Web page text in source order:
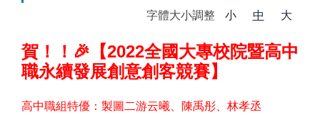
字體大小調整 小 中 大
賀！！🎉【2022全國大專校院暨高中
職永續發展創意創客競賽】
高中職組特優：製圖二游云曦、陳禹彤、林孝丞